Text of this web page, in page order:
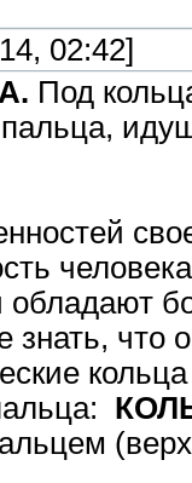
02:42]
Под
пальца,
знать, что